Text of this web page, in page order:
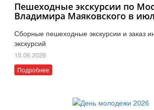
Пешеходные экскурсии по
Владимира Маяковского в
Сборные пешеходные экскурсии и заказ
экскурсий
15.06.2026
Подробнее